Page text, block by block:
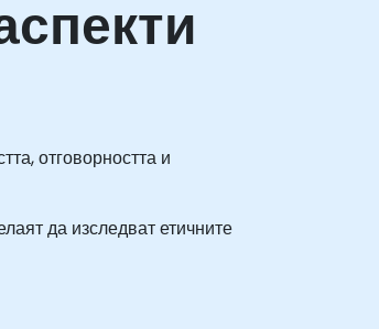
отговорността и
да изследват етичните